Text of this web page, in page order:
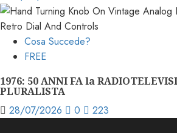
Cosa Succede?
FREE
1976: 50 ANNI FA la
PLURALISTA
28/07/2026 0 223